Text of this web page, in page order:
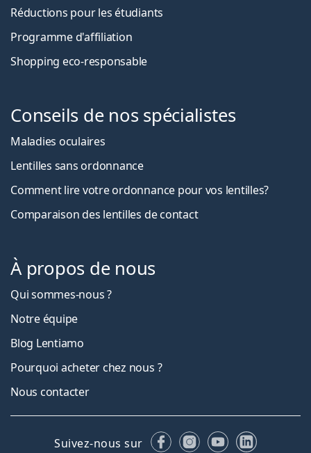
Réductions pour les étudiants
Programme d'affiliation
Shopping eco-responsable
Conseils de nos spécialistes
Maladies oculaires
Lentilles sans ordonnance
Comment lire votre ordonnance pour vos lentilles?
Comparaison des lentilles de contact
À propos de nous
Qui sommes-nous ?
Notre équipe
Blog Lentiamo
Pourquoi acheter chez nous ?
Nous contacter
Suivez-nous sur FacebookInstagram
YouTubeLinkedIn